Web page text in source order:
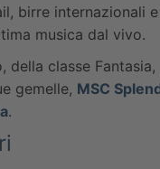
birre internazionali
musica dal vivo.
della classe
gemelle, MSC
.